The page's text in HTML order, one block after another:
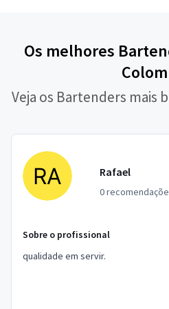
Os melhores
Veja os Bartenders mais
Rafael
0
Sobre o profissional
qualidade em servir.